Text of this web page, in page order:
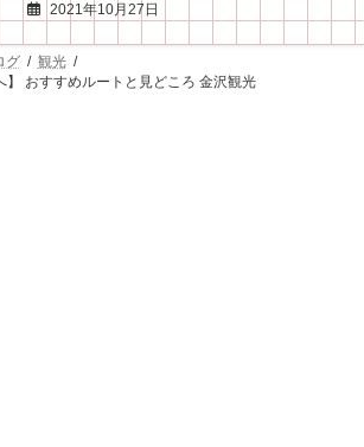
2021年10月27日
グ
観光
】 おすすめルートと見どころ 金沢観光